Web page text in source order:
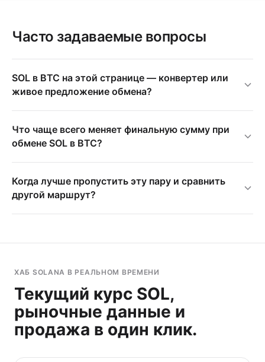
Часто задаваемые вопросы
SOL в BTC на этой странице — конвертер или
живое предложение обмена?
Что чаще всего меняет финальную сумму при
обмене SOL в BTC?
Когда лучше пропустить эту пару и сравнить
другой маршрут?
ХАБ SOLANA В РЕАЛЬНОМ ВРЕМЕНИ
Текущий курс SOL,
рыночные данные и
продажа в один клик.